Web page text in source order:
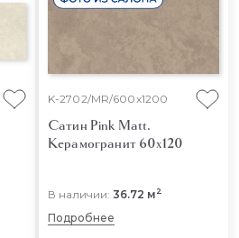
K-2702/MR/600x1200
Сатин Pink Matt.
Керамогранит 60x120
В наличии: 36.72 м2
Подробнее